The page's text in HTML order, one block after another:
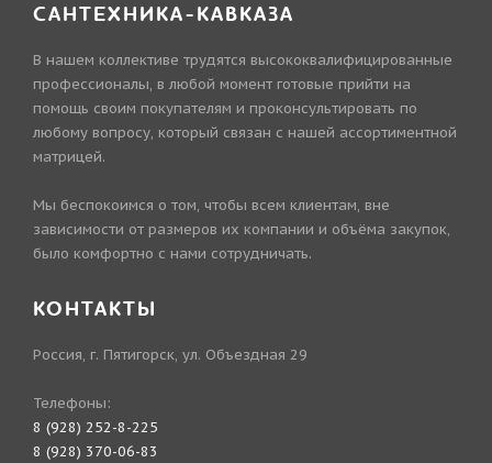
САНТЕХНИКА-КАВКАЗА
В нашем коллективе трудятся высококвалифицированные
профессионалы, в любой момент готовые прийти на
помощь своим покупателям и проконсультировать по
любому вопросу, который связан с нашей ассортиментной
матрицей.
Мы беспокоимся о том, чтобы всем клиентам, вне
зависимости от размеров их компании и объёма закупок,
было комфортно с нами сотрудничать.
КОНТАКТЫ
Россия, г. Пятигорск, ул. Объездная 29
Телефоны:
8 (928) 252-8-225
8 (928) 370-06-83